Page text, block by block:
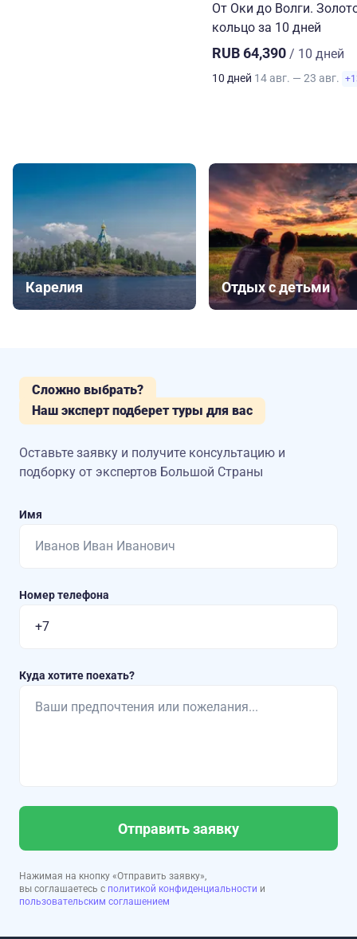
От Оки до Волги.
кольцо за 10 дней
RUB 64,390 / 10 дней
10 дней 14 авг. — 23 авг.
Карелия Отдых с детьми
Сложно выбрать?
Наш эксперт подберет туры для вас
Оставьте заявку и получите консультацию и
подборку от экспертов Большой Страны
Имя
Номер телефона
Куда хотите поехать?
Отправить заявку
Нажимая на кнопку «Отправить заявку»,
вы соглашаетесь с политикой конфиденциальности и
пользовательским соглашением